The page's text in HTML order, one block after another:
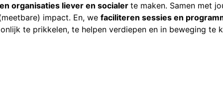
organisaties liever en socialer te maken. Samen met
impact. En, we faciliteren sessies en
te prikkelen, te helpen verdiepen en in beweging te